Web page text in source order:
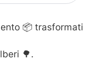
📦 trasformati
🌳.